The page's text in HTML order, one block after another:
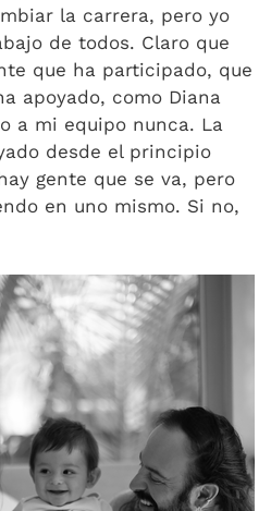
la carrera, pero yo
de todos. Claro que
que ha participado, que
apoyado, como Diana
a mi equipo nunca. La
desde el principio
gente que se va, pero
en uno mismo. Si no,